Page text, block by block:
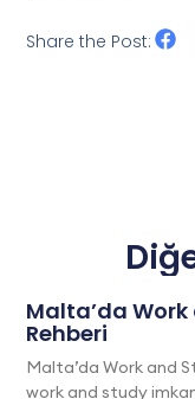
Share the Post:
Malta’da
Rehberi
Malta’da Work and
work and study